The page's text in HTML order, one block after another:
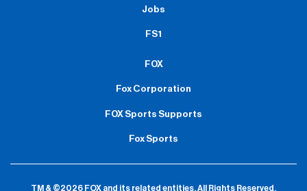
Jobs
FS1
FOX
Fox Corporation
FOX Sports Supports
Fox Sports
TM & ©2026 FOX and its related entities.All Rights Reserved.